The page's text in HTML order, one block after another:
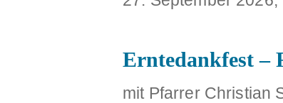
Erntedankfest –
mit Pfarrer Christian